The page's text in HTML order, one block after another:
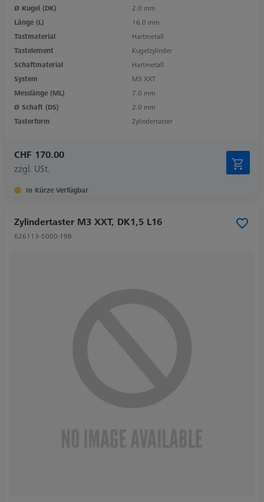
Ø Kugel (DK)
2.0 mm
Länge (L)
16.0 mm
Tastmaterial
Hartmetall
Tastelement
Kugelzylinder
Schaftmaterial
Hartmetall
System
M3 XXT
Messlänge (ML)
7.0 mm
Ø Schaft (DS)
2.0 mm
Tasterform
Zylindertaster
CHF 170.00
zzgl. USt.
In Kürze Verfügbar
Zylindertaster M3 XXT, DK1,5 L16
626113-5000-198